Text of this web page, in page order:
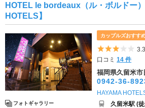
HOTEL le bordeaux（ル・ボルドー
HOTELS】
フォトギャラリー
カップルズおすす
5
口コミ14 件
福岡県久留米市
0942-36-
HAYAMA
久留米駅 (